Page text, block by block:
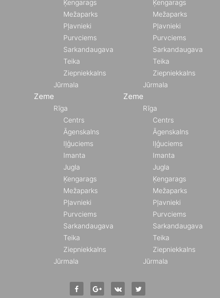
Ķengarags
Mežaparks
Pļavnieki
Purvciems
Sarkandaugava
Teika
Ziepniekkalns
Jūrmala
Zeme
Rīga
Centrs
Āgenskalns
Iļģuciems
Imanta
Jugla
Ķengarags
Mežaparks
Pļavnieki
Purvciems
Sarkandaugava
Teika
Ziepniekkalns
Jūrmala
Ķengarags
Mežaparks
Pļavnieki
Purvciems
Sarkandaugava
Teika
Ziepniekkalns
Jūrmala
Zeme
Rīga
Centrs
Āgenskalns
Iļģuciems
Imanta
Jugla
Ķengarags
Mežaparks
Pļavnieki
Purvciems
Sarkandaugava
Teika
Ziepniekkalns
Jūrmala